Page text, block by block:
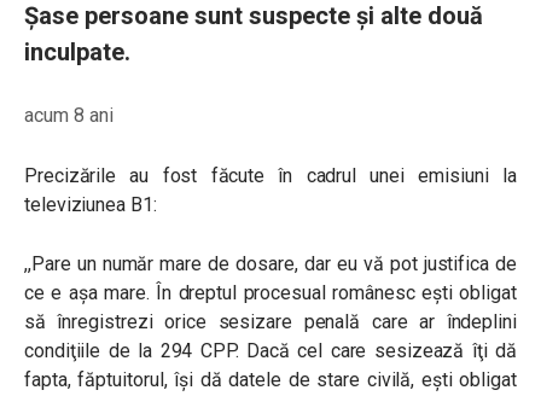
Șase persoane sunt suspecte și alte două
inculpate.
acum 8 ani
Precizările au fost făcute în cadrul unei emisiuni la
televiziunea B1:
,,Pare un număr mare de dosare, dar eu vă pot justifica de
ce e aşa mare. În dreptul procesual românesc eşti obligat
să înregistrezi orice sesizare penală care ar îndeplini
condiţiile de la 294 CPP. Dacă cel care sesizează îţi dă
fapta, făptuitorul, îşi dă datele de stare civilă, eşti obligat